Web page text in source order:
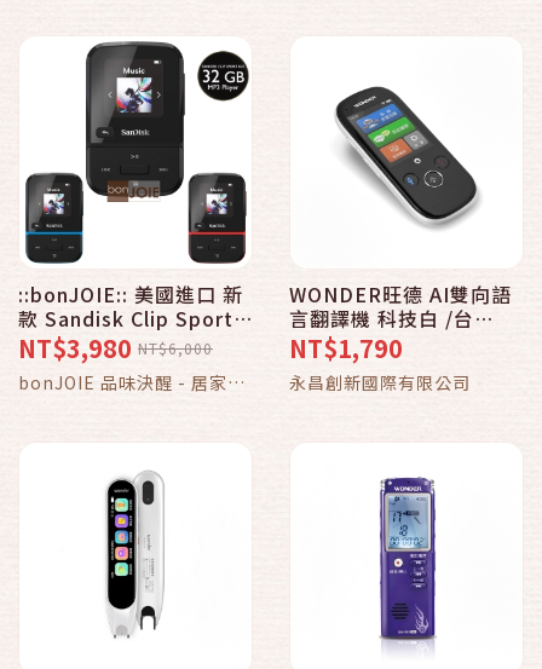
::bonJOIE:: 美國進口 新
款 Sandisk Clip Sport
Go MP3 Player 32GB
數位隨身聽 (全新盒裝)
LED屏幕 FM收音機 播放
NT$3,980 NT$6,000
bonJOIE 品味決醒 - 居家．
WONDER旺德 AI雙向語
言翻譯機 科技白 /台
WM-T988W
NT$1,790
永昌創新國際有限公司